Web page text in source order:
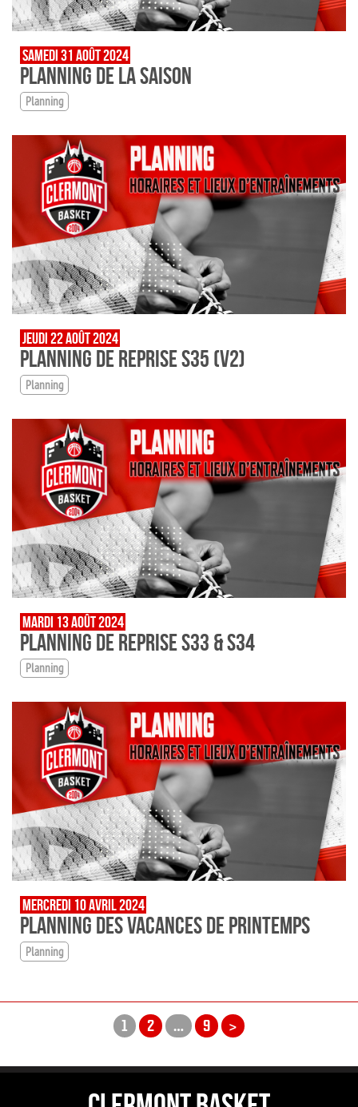
SAMEDI 31 AOÛT 2024
PLANNING DE LA SAISON
Planning
JEUDI 22 AOÛT 2024
PLANNING DE REPRISE S35 (V2)
Planning
MARDI 13 AOÛT 2024
PLANNING DE REPRISE S33 & S34
Planning
MERCREDI 10 AVRIL 2024
PLANNING DES VACANCES DE PRINTEMPS
Planning
1 2 … 9 >